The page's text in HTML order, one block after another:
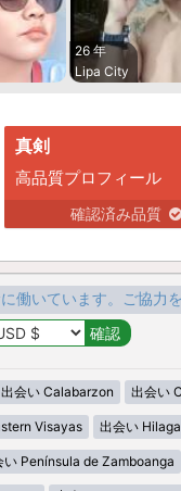
26 年
Lipa City
真剣
高品質プロフィール
確認済み品質
働いています。ご協力
出会い Calabarzon 出会い
Visayas 出会い
い Península de Zamboanga